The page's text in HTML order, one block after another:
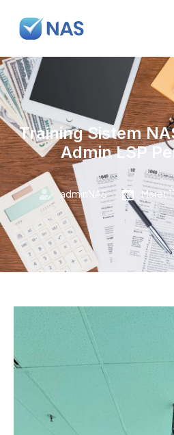
Training Sistem
Admin LSP
adminNAS Maret